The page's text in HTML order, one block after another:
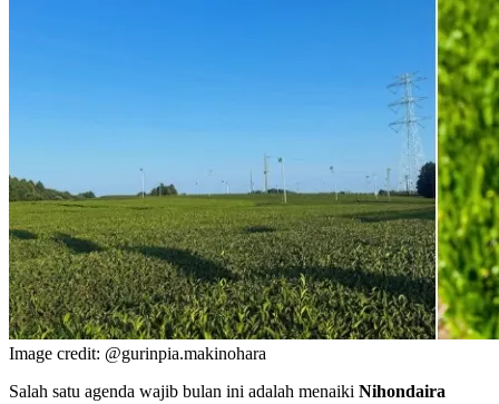
Image credit: @gurinpia.makinohara
Salah satu agenda wajib bulan ini adalah menaiki Nihondaira